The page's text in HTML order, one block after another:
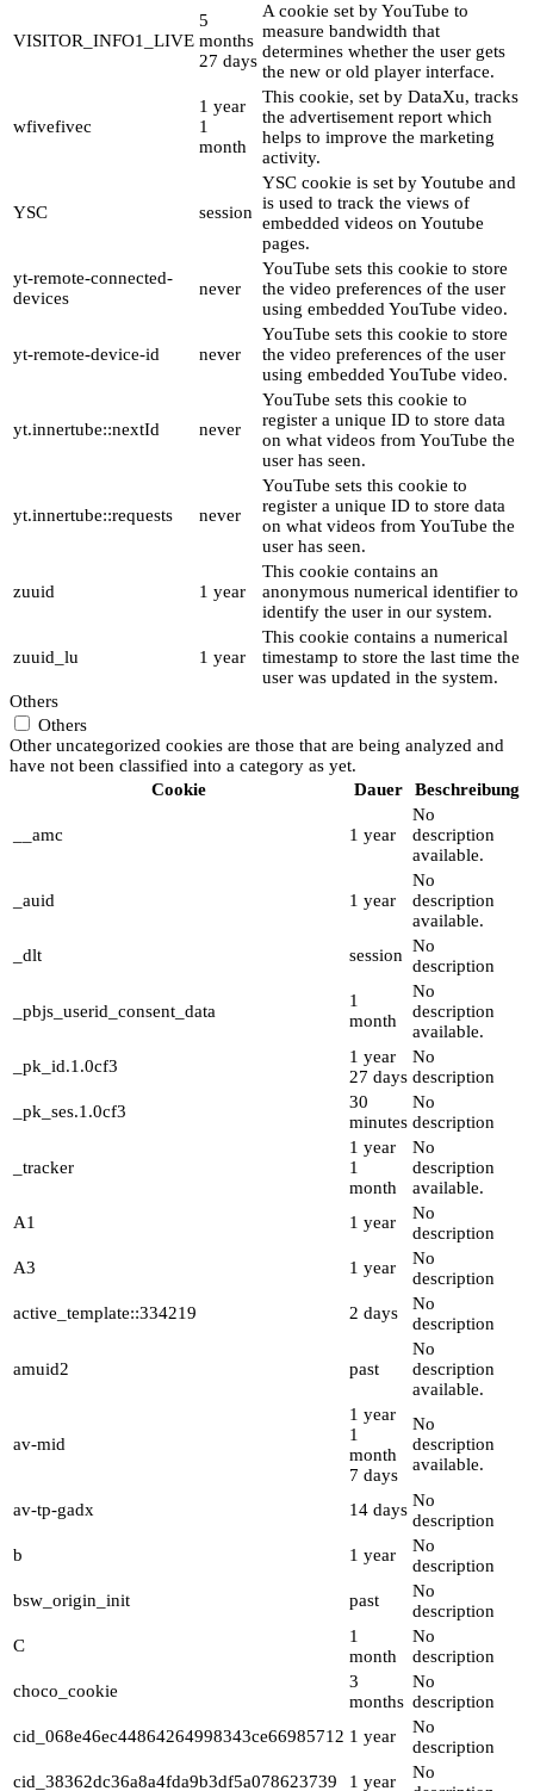
VISITOR_INFO1_LIVE
5
months
27 days
A cookie set by YouTube to
measure bandwidth that
determines whether the user gets
the new or old player interface.
wfivefivec
1 year
1
month
This cookie, set by DataXu, tracks
the advertisement report which
helps to improve the marketing
activity.
YSC session
YSC cookie is set by Youtube and
is used to track the views of
embedded videos on Youtube
pages.
yt-remote-connected-
devices
never
YouTube sets this cookie to store
the video preferences of the user
using embedded YouTube video.
yt-remote-device-id never
YouTube sets this cookie to store
the video preferences of the user
using embedded YouTube video.
yt.innertube::nextId never
YouTube sets this cookie to
register a unique ID to store data
on what videos from YouTube the
user has seen.
yt.innertube::requests never
YouTube sets this cookie to
register a unique ID to store data
on what videos from YouTube the
user has seen.
zuuid 1 year
This cookie contains an
anonymous numerical identifier to
identify the user in our system.
zuuid_lu 1 year
This cookie contains a numerical
timestamp to store the last time the
user was updated in the system.
Others
Others
Other uncategorized cookies are those that are being analyzed and
have not been classified into a category as yet.
Cookie
Dauer Beschreibung
__amc 1 year
No
description
available.
_auid 1 year
No
description
available.
_dlt
session No
description
_pbjs_userid_consent_data
1
month
No
description
available.
_pk_id.1.0cf3
1 year
27 days
No
description
_pk_ses.1.0cf3
30
minutes
No
description
_tracker
1 year
1
month
No
description
available.
A1
1 year
No
description
A3
1 year
No
description
active_template::334219
2 days
No
description
amuid2 past
No
description
available.
av-mid
1 year
1
month
7 days
No
description
available.
av-tp-gadx 14 days No
description
b
1 year
No
description
bsw_origin_init
past
No
description
C
1
month
No
description
choco_cookie
3
months
No
description
cid_068e46ec44864264998343ce66985712 1 year
No
description
cid_38362dc36a8a4fda9b3df5a078623739
1 year
No